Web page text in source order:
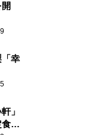
幸
」
』